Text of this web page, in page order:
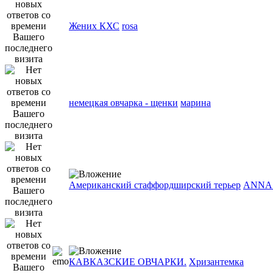
Жених КХС rosa
немецкая овчарка - щенки марина
Американский стаффордширский терьер ANNA
КАВКАЗСКИЕ ОВЧАРКИ. Хризантемка